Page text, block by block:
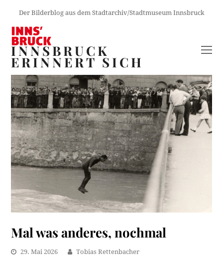
Der Bilderblog aus dem Stadtarchiv/Stadtmuseum Innsbruck
INNSBRUCK
ERINNERT SICH
Mal was anderes, nochmal
29. Mai 2026
Tobias Rettenbacher